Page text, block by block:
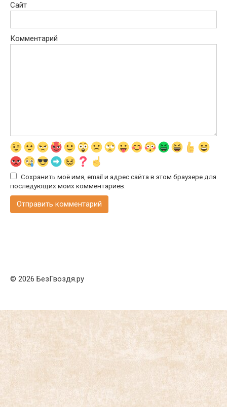
Сайт
Комментарий
Сохранить моё имя, email и адрес сайта в этом браузере для
последующих моих комментариев.
© 2026 БезГвоздя.ру